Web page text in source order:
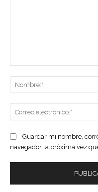
Guardar mi nombre,
navegador la próxima vez